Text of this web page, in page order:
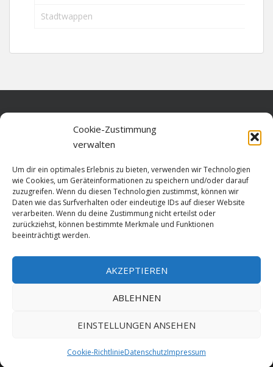
Cookie-Zustimmung
verwalten
Um dir ein optimales Erlebnis zu bieten, verwenden wir Technologien
wie Cookies, um Geräteinformationen zu speichern und/oder darauf
zuzugreifen. Wenn du diesen Technologien zustimmst, können wir
Daten wie das Surfverhalten oder eindeutige IDs auf dieser Website
verarbeiten. Wenn du deine Zustimmung nicht erteilst oder
zurückziehst, können bestimmte Merkmale und Funktionen
beeinträchtigt werden.
AKZEPTIEREN
ABLEHNEN
EINSTELLUNGEN ANSEHEN
Cookie-RichtlinieDatenschutzImpressum
Stadtwappen
Datenschutz
Cookie-Richtlinie (EU)
Impressum
HOME
NADV